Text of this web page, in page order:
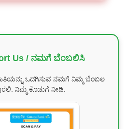
Us / ನಮಗೆ ಬೆಂಬಲಿಸಿ
ಒದಗಿಸುವ ನಮಗೆ ನಿಮ್ಮ ಬೆಂಬಲ
ನಿಮ್ಮ ಕೊಡುಗೆ ನೀಡಿ.